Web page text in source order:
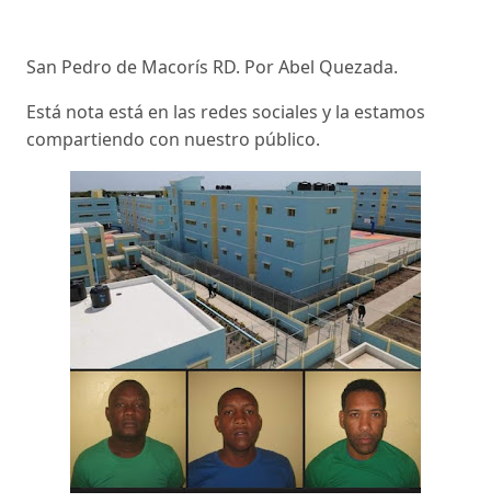
San Pedro de Macorís RD. Por Abel Quezada.
Está nota está en las redes sociales y la estamos
compartiendo con nuestro público.